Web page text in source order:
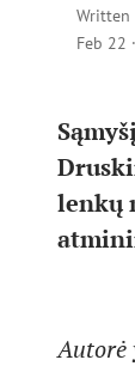
Written
Feb 22 ·
lenkų